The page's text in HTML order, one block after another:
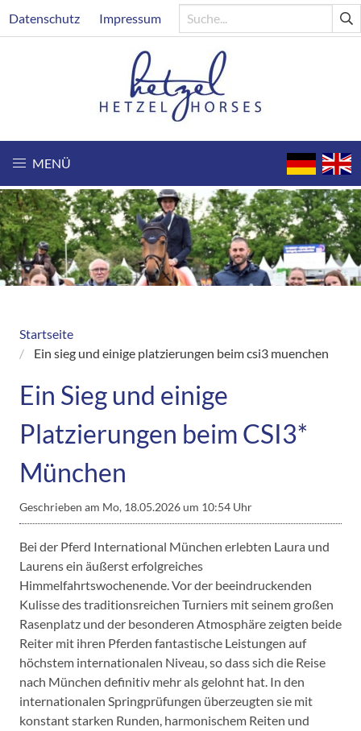
zum
Header
Datenschutz Impressum
MENÜ
Breadcrumb
Startseite
Ein sieg und einige platzierungen beim csi3 muenchen
Ein Sieg und einige
Platzierungen beim CSI3*
München
Geschrieben am Mo, 18.05.2026 um 10:54 Uhr
Bei der Pferd International München erlebten Laura und
Laurens ein äußerst erfolgreiches
Himmelfahrtswochenende. Vor der beeindruckenden
Kulisse des traditionsreichen Turniers mit seinem großen
Rasenplatz und der besonderen Atmosphäre zeigten beide
Reiter mit ihren Pferden fantastische Leistungen auf
höchstem internationalen Niveau, so dass sich die Reise
nach München definitiv mehr als gelohnt hat. In den
internationalen Springprüfungen überzeugten sie mit
konstant starken Runden, harmonischem Reiten und